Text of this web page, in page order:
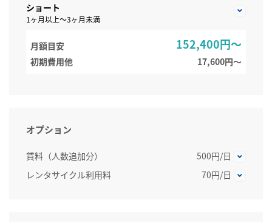
ショート
1ヶ月以上～3ヶ月未満
月額目安 152,400円～
初期費用他 17,600円〜
オプション
賃料（人数追加分）
500円/日
レンタサイクル利用料
70円/日